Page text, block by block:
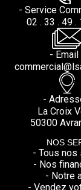
- Service
02 . 33 . 49 .
- Email
-
La Croix
50300
NOS
- Tous
- Nos
- Notre
- Vendez